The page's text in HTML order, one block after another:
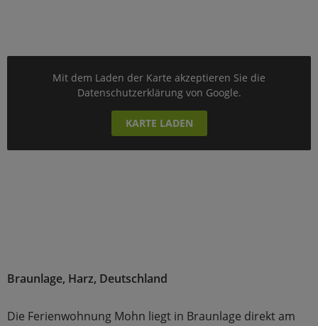
Mit dem Laden der Karte akzeptieren Sie die
Datenschutzerklärung von Google.
KARTE LADEN
Braunlage, Harz, Deutschland
Die Ferienwohnung Mohn liegt in Braunlage direkt am